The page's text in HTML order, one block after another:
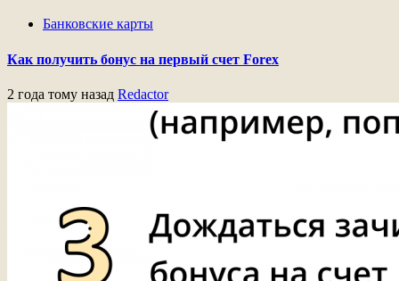
Банковские карты
Как получить бонус на первый счет Forex
2 года тому назад Redactor